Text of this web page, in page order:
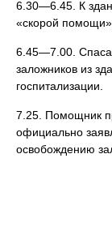
6.30—6.45. К
«скорой
6.45—7.00.
заложников из
госпитализации.
7.25. Помощник
официально
освобождению